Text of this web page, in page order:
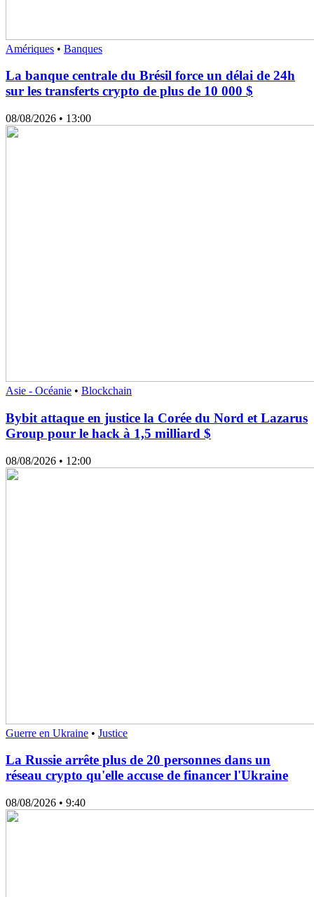
Amériques • Banques
La banque centrale du Brésil force un délai de 24h
sur les transferts crypto de plus de 10 000 $
08/08/2026 • 13:00
Asie - Océanie • Blockchain
Bybit attaque en justice la Corée du Nord et Lazarus
Group pour le hack à 1,5 milliard $
08/08/2026 • 12:00
Guerre en Ukraine • Justice
La Russie arrête plus de 20 personnes dans un
réseau crypto qu'elle accuse de financer l'Ukraine
08/08/2026 • 9:40